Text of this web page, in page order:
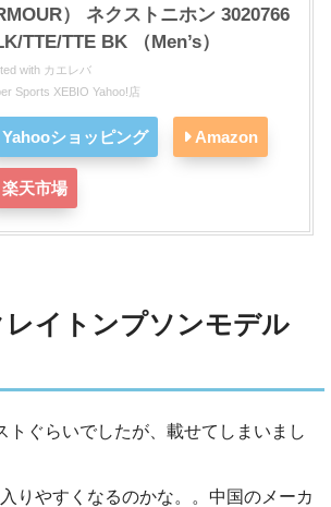
） ネクストニホン 3020766
TTE/TTE BK （Men’s）
with カエレバ
Sports XEBIO Yahoo!店
Yahooショッピング Amazon
楽天市場
レイトンプソンモデル
トぐらいでしたが、載せてしまいまし
りやすくなるのかな。。中国のメーカ